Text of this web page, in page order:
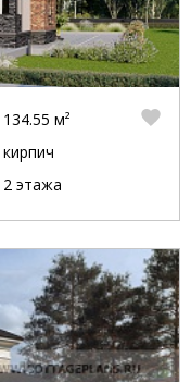
134.55 м²
кирпич
2 этажа